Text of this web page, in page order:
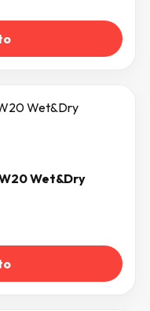
Wet&Dry